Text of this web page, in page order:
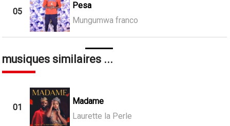
05
Pesa
Mungumwa franco
musiques similaires ...
01
Madame
Laurette la Perle